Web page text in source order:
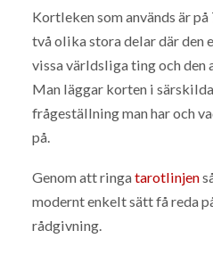
Kortleken som används är
två olika stora delar där den
vissa världsliga ting och den
Man läggar korten i
frågeställning man har och
på.
Genom att ringatarotlinjen
modernt enkelt sätt få reda
rådgivning.